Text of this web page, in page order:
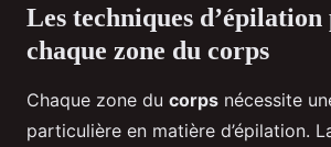
Les techniques
chaque zone du corps
Chaque zone du corps nécessite
particulière en matière d’épilation.